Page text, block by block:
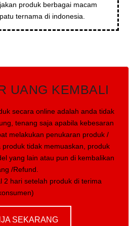
produk berbagai macam
ternama di indonesia.
UANG KEMBALI
secara online adalah anda tidak
tenang saja apabila kebesaran
melakukan penukaran produk /
tidak memuaskan, produk
yang lain atau pun di kembalikan
/Refund.
2 hari setelah produk di terima
SEKARANG